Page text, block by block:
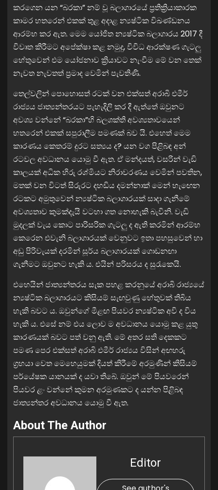
කරගෙන යන “බරකා” නම් වූ බලාගාරයේ ප්‍රතික්‍රියාකාරක
කාමර හතරෙන් එකක් තුළ අදාළ න්‍යෂ්ටික විඛණ්ඩනය
ආරම්භ කර ඇත. මෙම යෝජිත න්‍යෂ්ටික බලාගාරය 2017 දී
විවෘත කිරීමට අපේක්ෂා කළ නමුදු, විවිධ ආරක්ෂණ ගැටලු
හේතුවෙන් එම යෝජනාව ක්‍රියාවට නැංවීම මේ වන තෙක්
නැවත නැවතත් ප්‍රමාද වෙමින් පැවතිණි.
තෙල්වලින් පොහොසත් රටක් වන එක්සත් අරාබි එමීර්
රාජ්‍යය ජාත්‍යන්තරයට පැහැදිලි කර දී ඇත්තේ ඔවුනට
අවශ්‍ය වන්නේ “බරකා”හි බලශක්ති අවශ්‍යතාවයෙන්
හතරෙන් එකක් සපුරාලීම පමණක් බව යි. එහෙත් මෙම
කාරණය කෙතරම් දුරට සත්‍යය ද? යන වග පිළිබඳ අන්
රටවල අවධානය යොමු වී ඇත. ඒ මන්දයත්, වසරින් වැඩි
කාලයක් අධික හිරු රශ්මියට නිරාවරණය වෙමින් පවතින,
මතක් වන විටත් සිරුරට දහඩිය දමන්නාක් මෙන් හැඟෙන
රටකට අමුතුවෙන් න්‍යෂ්ටික බලාගාරයක් සාදා ගැනීමේ
අවශ්‍යතාව කුමක්දැයි වටහා ගත නොහැකි බැවිනි. වැඩි
මුදලක් වැය කොට පාරිසරික ගැටලු ද ඇති කරමින් ආරම්භ
කෙරෙන එවැනි බලාගාරයක් වෙනුවට ඉතා පහසුවෙන් හා
අඩු පිරිවැයක් දරමින් සූර්ය බලාගාරයක් ගොඩනඟා
ගැනීමට ඔවුනට හැකි ය. එයින් පරිසරය ද සුරැකෙයි.
එහෙයින් ජාත්‍යන්තරය සැක පහළ කරනුයේ අරාබි රාජ්‍යයේ
න්‍යෂ්ටික බලාගාරයට කිසියම් සැඟවුණු හේතුවක් තිබිය
හැකි බවට ය. ඔවුන්ගේ මීළඟ පියවර න්‍යෂ්ටික අවි ද විය
හැකි ය. එසේ නම් එය ලොව ම අවධානය යොමු කළ යුතු
කාරණයක් බවට පත් වනු ඇති. මේ අතර සති දෙකකට
පමණ පෙර එක්සත් අරාබි එමීර් රාජ්‍යය විසින් අඟහරු
ග්‍රහයා වෙත මෙහෙයුමක් දියත් කිරීමේ අරමුණින් කිසියම්
පර්යේෂක යානයක් ද යවා තිබේ. ඔවුන් මේ පියවරෙන්
පියවර ළං වන්නේ කුමන අරමුණකට ද යන්න පිළිබඳ
ජාත්‍යන්තර අවධානය යොමු වී ඇත.
About The Author
Editor